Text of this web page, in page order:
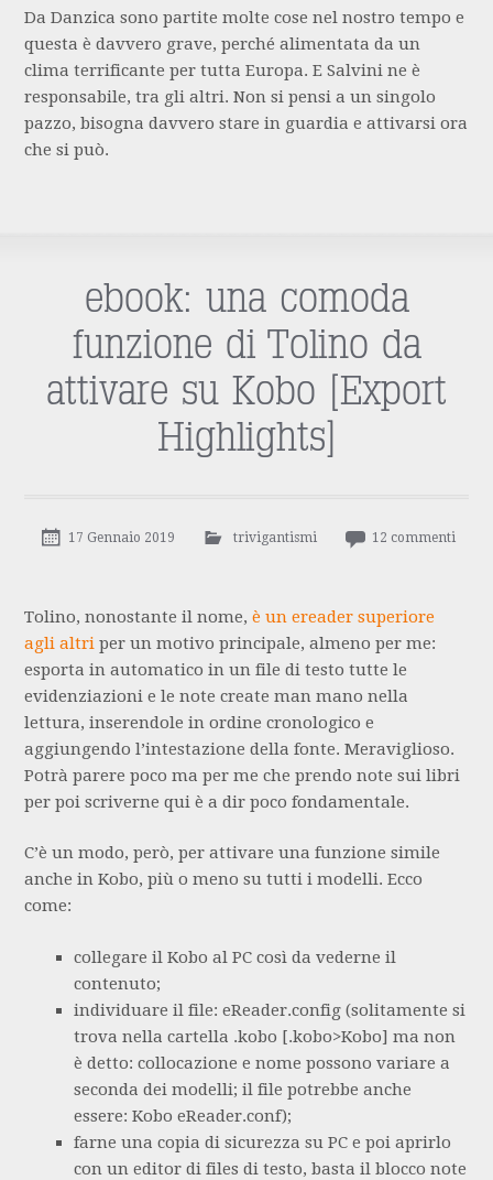
Da Danzica sono partite molte cose nel nostro tempo e
questa è davvero grave, perché alimentata da un
clima terrificante per tutta Europa. E Salvini ne è
responsabile, tra gli altri. Non si pensi a un singolo
pazzo, bisogna davvero stare in guardia e attivarsi ora
che si può.
ebook: una comoda
funzione di Tolino da
attivare su Kobo [Export
Highlights]
17 Gennaio 2019 trivigantismi 12 commenti
Tolino, nonostante il nome,è un ereader superiore
agli altri per un motivo principale, almeno per me:
esporta in automatico in un file di testo tutte le
evidenziazioni e le note create man mano nella
lettura, inserendole in ordine cronologico e
aggiungendo l’intestazione della fonte. Meraviglioso.
Potrà parere poco ma per me che prendo note sui libri
per poi scriverne qui è a dir poco fondamentale.
C’è un modo, però, per attivare una funzione simile
anche in Kobo, più o meno su tutti i modelli. Ecco
come:
collegare il Kobo al PC così da vederne il
contenuto;
individuare il file: eReader.config (solitamente si
trova nella cartella .kobo [.kobo>Kobo] ma non
è detto: collocazione e nome possono variare a
seconda dei modelli; il file potrebbe anche
essere: Kobo eReader.conf);
farne una copia di sicurezza su PC e poi aprirlo
con un editor di files di testo, basta il blocco note